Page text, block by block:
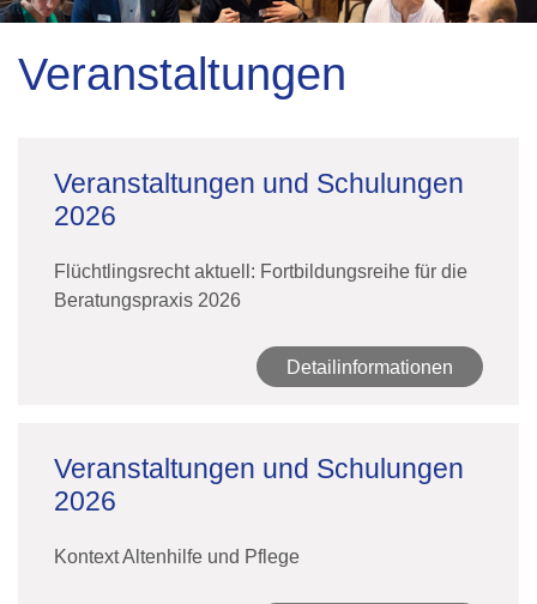
Veranstaltungen
Veranstaltungen und Schulungen
2026
Flüchtlingsrecht aktuell: Fortbildungsreihe für die
Beratungspraxis 2026
Detailinformationen
Veranstaltungen und Schulungen
2026
Kontext Altenhilfe und Pflege